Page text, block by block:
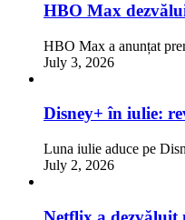
HBO Max
HBO Max a anunțat
July 3, 2026
Disney+ în iulie:
Luna iulie aduce pe
July 2, 2026